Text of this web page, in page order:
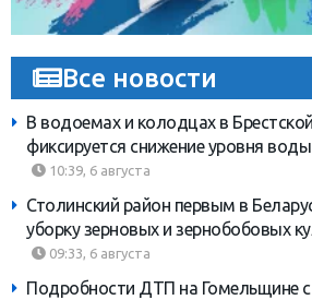
Все новости
В водоемах и колодцах в
фиксируется снижение уровня воды
10:39, 6 августа
Столинский район первым в
уборку зерновых и зернобобовых
09:33, 6 августа
Подробности ДТП на Гомельщине